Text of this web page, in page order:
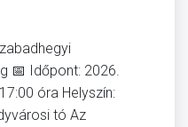
📅 Időpont: 2026.
óra Helyszín:
tó Az